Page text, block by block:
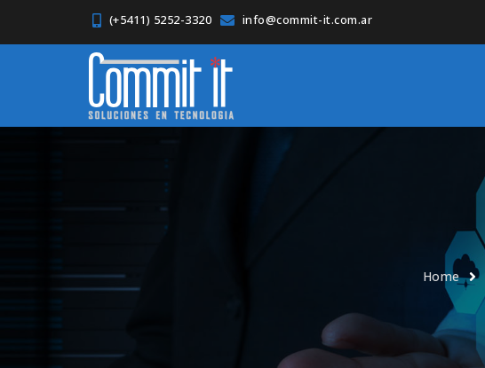
(+5411) 5252-3320 info@commit-it.com.ar
Home